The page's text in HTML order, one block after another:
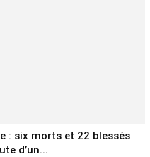
: six morts et 22 blessés
d’un...